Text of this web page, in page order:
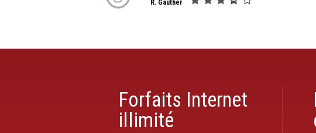
R. Gauther
Forfaits Internet
illimité